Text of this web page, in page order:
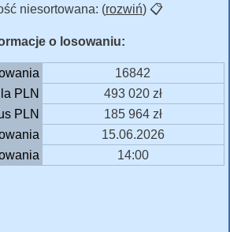
niesortowana: (rozwiń) 📋
o losowaniu:
16842
PLN
493 020 zł
PLN
185 964 zł
15.06.2026
14:00